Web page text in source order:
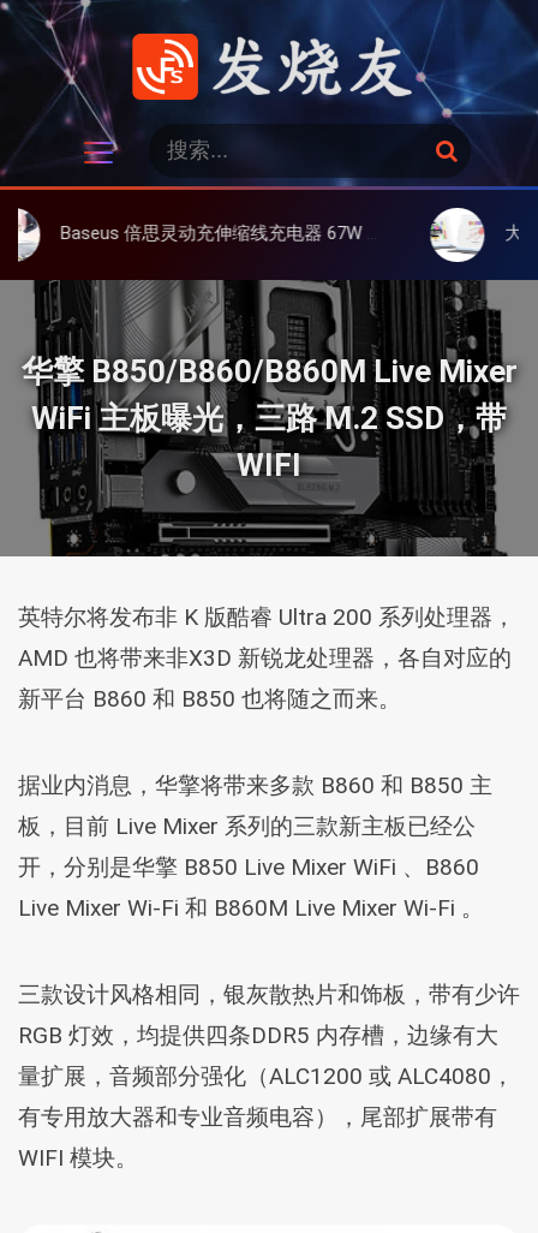
跳
发烧友
：
搜
索
倍思灵动充伸缩线充电器 67W 3C，超耐用可伸缩线、氮化镓、3C多设备同时充 大上 Paperlike 13K
华擎 B850/B860/B860M Live Mixer
WiFi 主板曝光，三路 M.2 SSD，带
WIFI
英特尔将发布非 K 版酷睿 Ultra 200 系列处理器，
AMD 也将带来非X3D 新锐龙处理器，各自对应的
新平台 B860 和 B850 也将随之而来。
据业内消息，华擎将带来多款 B860 和 B850 主
板，目前 Live Mixer 系列的三款新主板已经公
开，分别是华擎 B850 Live Mixer WiFi 、B860
Live Mixer Wi-Fi 和 B860M Live Mixer Wi-Fi 。
三款设计风格相同，银灰散热片和饰板，带有少许
RGB 灯效，均提供四条DDR5 内存槽，边缘有大
量扩展，音频部分强化（ALC1200 或 ALC4080，
有专用放大器和专业音频电容），尾部扩展带有
WIFI 模块。